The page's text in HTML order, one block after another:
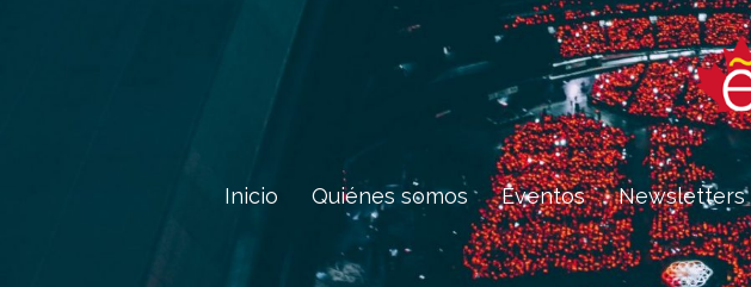
Inicio Quiénes somos Eventos Newsletters